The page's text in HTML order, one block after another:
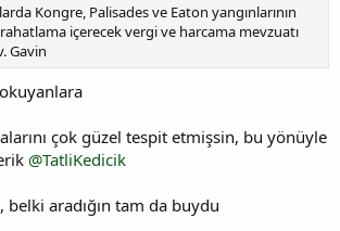
Kongre, Palisades ve Eaton yangınlarının
içerecek vergi ve harcama mevzuatı
Gavin
çok güzel tespit etmişsin, bu yönüyle
@TatliKedicik
aradığın tam da buydu